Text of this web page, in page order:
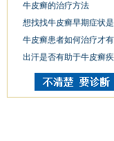
牛皮癣的治疗方法
想找找牛皮癣早期症状
牛皮癣患者如何治疗才
出汗是否有助于牛皮癣